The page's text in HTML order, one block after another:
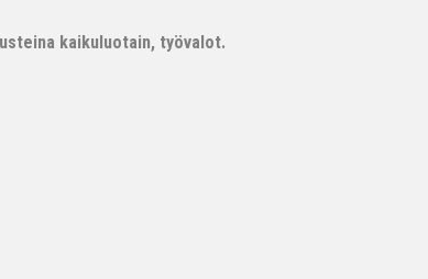
kaikuluotain, työvalot.